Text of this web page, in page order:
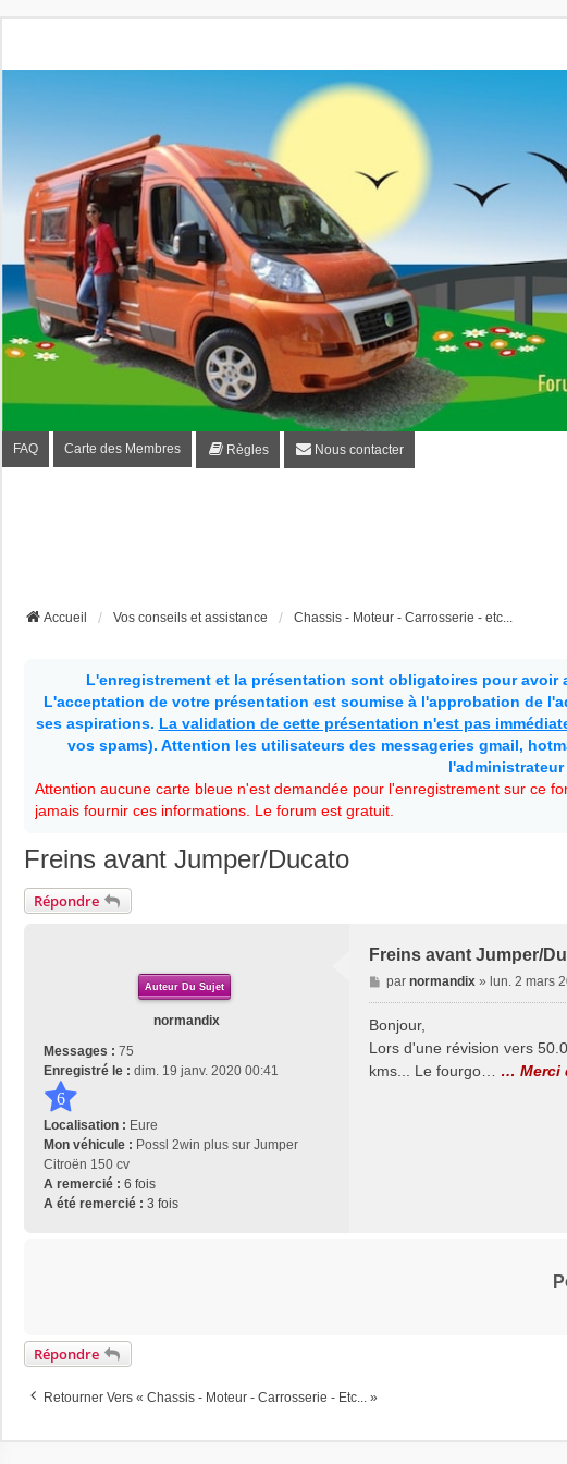
Fourgon-plaisir.com
Forum de conseils et d'entraide des utilisateurs de fourgons,
FAQ Carte des Membres Règles Nous contacter
Accueil Vos conseils et assistance Chassis - Moteur - Carrosserie - etc...
L'enregistrement et la présentation sont obligatoires pour
L'acceptation de votre présentation est soumise à l'approbation de
ses aspirations. La validation de cette présentation n'est pas
vos spams). Attention les utilisateurs des messageries gmail,
Attention aucune carte bleue n'est demandée pour l'enregistrement sur ce
jamais fournir ces informations. Le forum est gratuit.
Freins avant Jumper/Ducato
Répondre
Auteur Du Sujet
normandix
Messages : 75
Enregistré le : dim. 19 janv. 2020 00:41
6
Localisation : Eure
Mon véhicule : Possl 2win plus sur Jumper
Citroën 150 cv
A remercié : 6 fois
A été remercié : 3 fois
Freins avant Jumper/
M
e
a
g
par normandix» lun. 2 mars
Bonjour,
Lors d'une révision vers
kms... Le fourgo…
… Merci
Répondre
Retourner Vers « Chassis - Moteur - Carrosserie - Etc... »